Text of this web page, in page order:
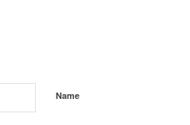
Name